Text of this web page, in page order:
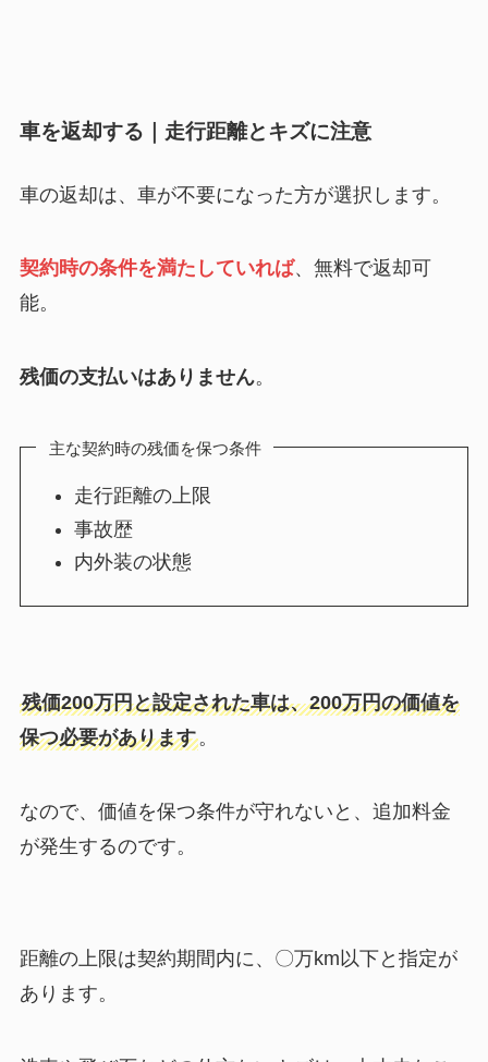
車を返却する｜走行距離とキズに注意
車の返却は、車が不要になった方が選択します。
契約時の条件を満たしていれば、無料で返却可
能。
残価の支払いはありません。
主な契約時の残価を保つ条件
走行距離の上限
事故歴
内外装の状態
残価200万円と設定された車は、200万円の価値を
保つ必要があります。
なので、価値を保つ条件が守れないと、追加料金
が発生するのです。
距離の上限は契約期間内に、〇万km以下と指定が
あります。